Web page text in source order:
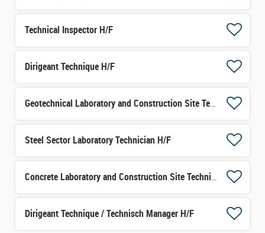
Technical Inspector H/F
Dirigeant Technique H/F
Geotechnical Laboratory and Construction Site Technician H/F
Steel Sector Laboratory Technician H/F
Concrete Laboratory and Construction Site Technician H/F
Dirigeant Technique / Technisch Manager H/F